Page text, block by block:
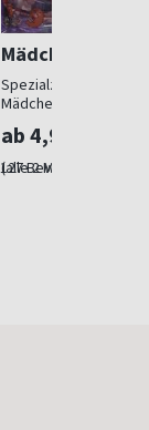
Mädchen
Spezialzeitschrift für
Mädchen
ab 4,90 €
(alle 2 Monate)